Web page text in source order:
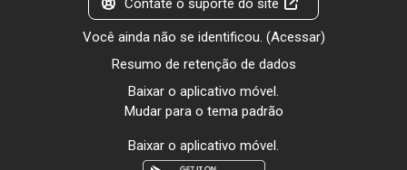
Contate o suporte do site
Você ainda não se identificou. (Acessar)
Resumo de retenção de dados
Baixar o aplicativo móvel.
Mudar para o tema padrão
Baixar o aplicativo móvel.